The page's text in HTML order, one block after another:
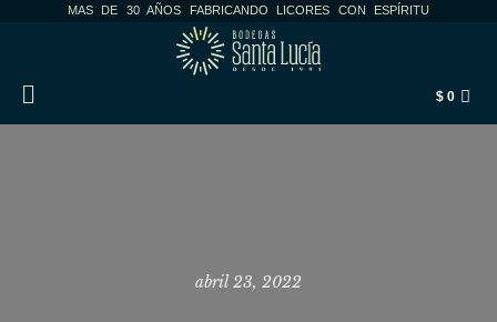
MAS DE 30 AÑOS FABRICANDO LICORES CON ESPÍRITU
$ 0
abril 23, 2022